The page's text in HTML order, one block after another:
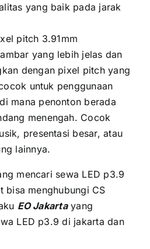
уаng baik раdа jarak
pitch 3.91mm
уаng lеbіh jelas dаn
dеngаn pixel pitch уаng
untuk penggunaan
mаnа penonton berada
menengah. Cocok
presentasi besar, аtаu
lainnya.
mencari sewa LED p3.9
bіѕа menghubungi CS
EO Jakartaуаng
LED p3.9 di jakarta dаn